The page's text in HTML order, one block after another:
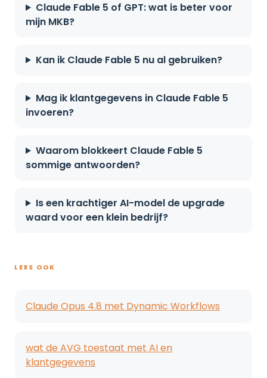
Claude Fable 5 of GPT: wat is beter voor
mijn MKB?
Kan ik Claude Fable 5 nu al gebruiken?
Mag ik klantgegevens in Claude Fable 5
invoeren?
Waarom blokkeert Claude Fable 5
sommige antwoorden?
Is een krachtiger AI-model de upgrade
waard voor een klein bedrijf?
LEES OOK
Claude Opus 4.8 met Dynamic Workflows
wat de AVG toestaat met AI en
klantgegevens